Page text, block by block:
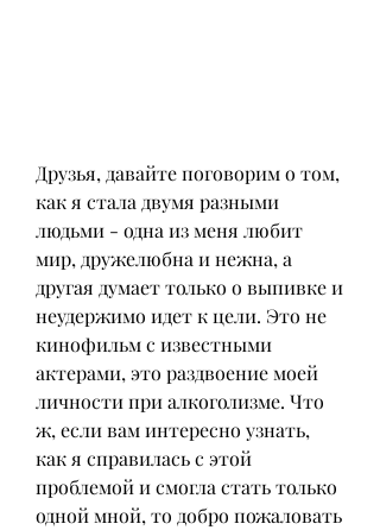
Друзья, давайте поговорим о том,
как я стала двумя разными
людьми - одна из меня любит
мир, дружелюбна и нежна, а
другая думает только о выпивке и
неудержимо идет к цели. Это не
кинофильм с известными
актерами, это раздвоение моей
личности при алкоголизме. Что
ж, если вам интересно узнать,
как я справилась с этой
проблемой и смогла стать только
одной мной, то добро пожаловать